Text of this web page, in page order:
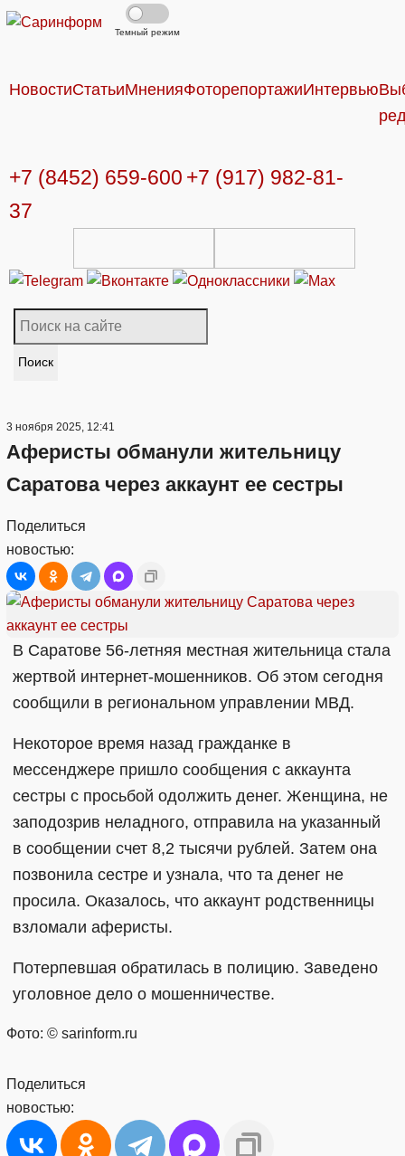
Темный режим
НовостиСтатьиМненияФоторепортажиИнтервью
+7 (8452) 659-600 +7 (917) 982-81-
37
Поиск
3 ноября 2025, 12:41
Аферисты обманули жительницу
Саратова через аккаунт ее сестры
Поделиться
новостью:
В Саратове 56-летняя местная жительница стала
жертвой интернет-мошенников. Об этом сегодня
сообщили в региональном управлении МВД.
Некоторое время назад гражданке в
мессенджере пришло сообщения с аккаунта
сестры с просьбой одолжить денег. Женщина, не
заподозрив неладного, отправила на указанный
в сообщении счет 8,2 тысячи рублей. Затем она
позвонила сестре и узнала, что та денег не
просила. Оказалось, что аккаунт родственницы
взломали аферисты.
Потерпевшая обратилась в полицию. Заведено
уголовное дело о мошенничестве.
Фото: © sarinform.ru
Поделиться
новостью: